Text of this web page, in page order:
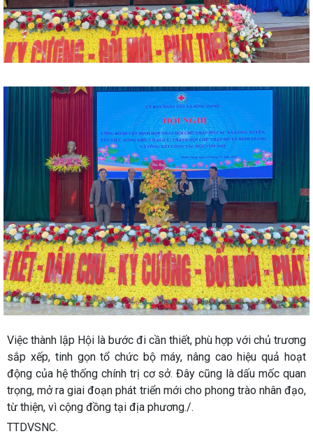
Việc thành lập Hội là bước đi cần thiết, phù hợp với chủ trương
sắp xếp, tinh gọn tổ chức bộ máy, nâng cao hiệu quả hoạt
động của hệ thống chính trị cơ sở. Đây cũng là dấu mốc quan
trọng, mở ra giai đoạn phát triển mới cho phong trào nhân đạo,
từ thiện, vì cộng đồng tại địa phương./.
TTDVSNC.